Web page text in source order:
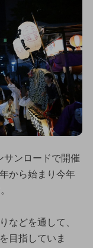
サンロードで開催
から始まり今年
などを通して、
目指していま